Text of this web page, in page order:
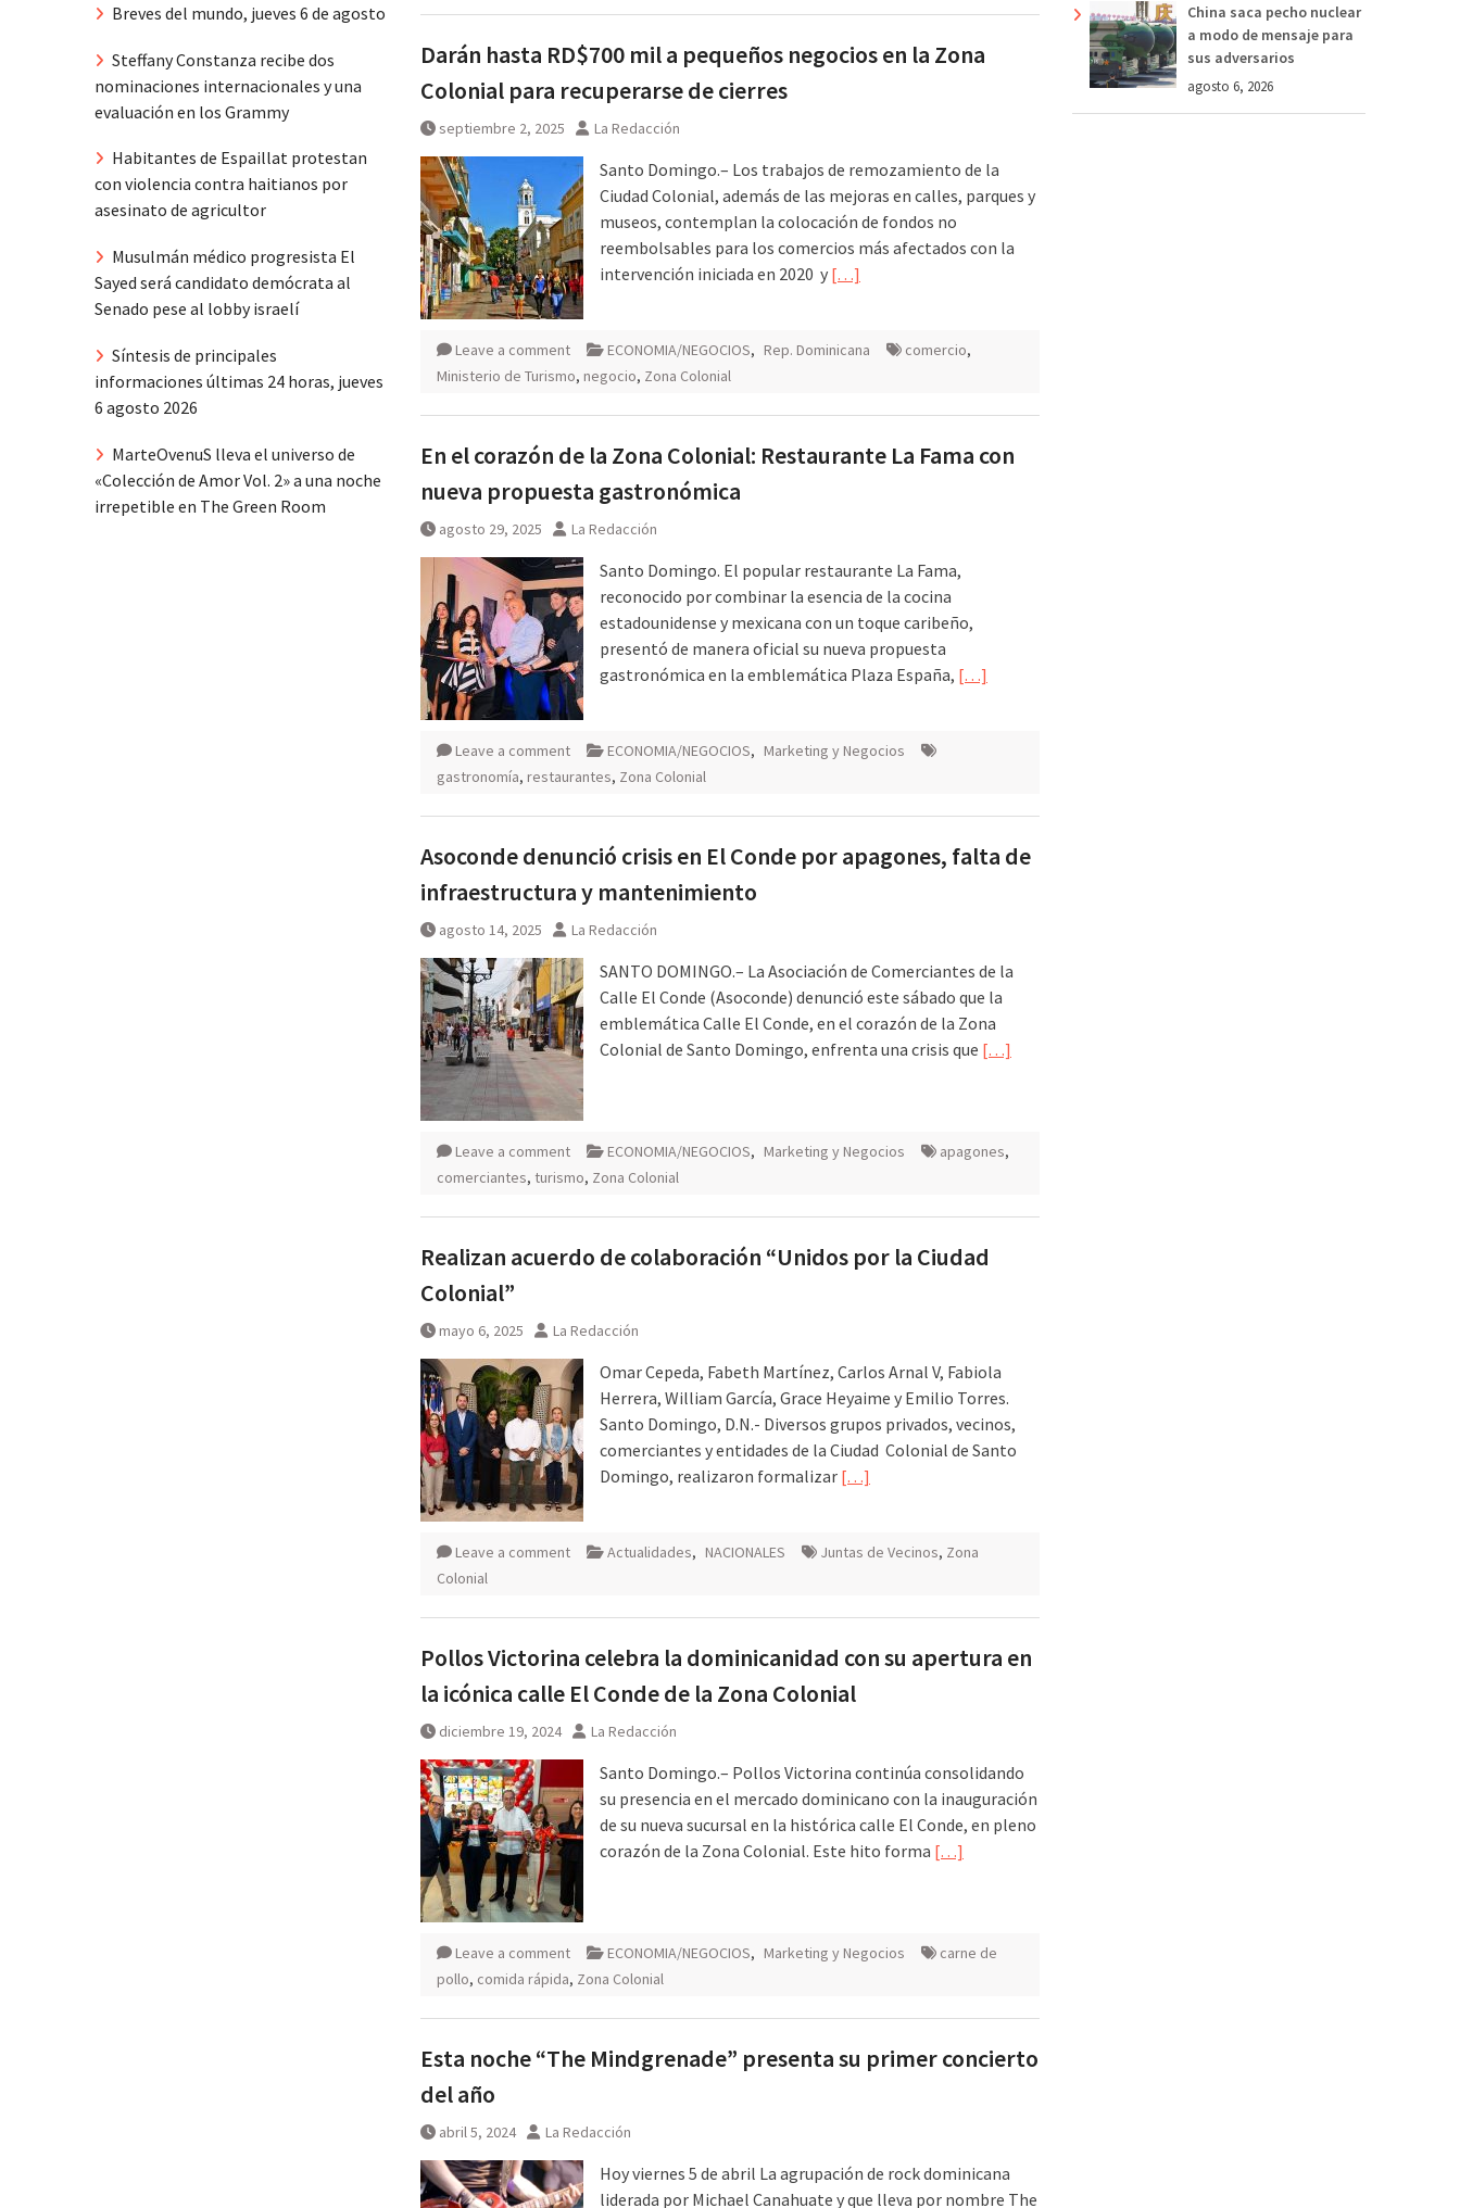
Darán hasta RD$700 mil a pequeños negocios en la Zona
Colonial para recuperarse de cierres
septiembre 2, 2025 La Redacción
Santo Domingo.– Los trabajos de remozamiento de la
Ciudad Colonial, además de las mejoras en calles, parques y
museos, contemplan la colocación de fondos no
reembolsables para los comercios más afectados con la
intervención iniciada en 2020 y […]
Leave a comment ECONOMIA/NEGOCIOS, Rep. Dominicana comercio,
Ministerio de Turismo, negocio, Zona Colonial
En el corazón de la Zona Colonial: Restaurante La Fama con
nueva propuesta gastronómica
agosto 29, 2025 La Redacción
Santo Domingo. El popular restaurante La Fama,
reconocido por combinar la esencia de la cocina
estadounidense y mexicana con un toque caribeño,
presentó de manera oficial su nueva propuesta
gastronómica en la emblemática Plaza España, […]
Leave a comment ECONOMIA/NEGOCIOS, Marketing y Negocios
gastronomía, restaurantes, Zona Colonial
Asoconde denunció crisis en El Conde por apagones, falta de
infraestructura y mantenimiento
agosto 14, 2025 La Redacción
SANTO DOMINGO.– La Asociación de Comerciantes de la
Calle El Conde (Asoconde) denunció este sábado que la
emblemática Calle El Conde, en el corazón de la Zona
Colonial de Santo Domingo, enfrenta una crisis que […]
Leave a comment ECONOMIA/NEGOCIOS, Marketing y Negocios apagones,
comerciantes, turismo, Zona Colonial
Realizan acuerdo de colaboración “Unidos por la Ciudad
Colonial”
mayo 6, 2025 La Redacción
Omar Cepeda, Fabeth Martínez, Carlos Arnal V, Fabiola
Herrera, William García, Grace Heyaime y Emilio Torres.
Santo Domingo, D.N.- Diversos grupos privados, vecinos,
comerciantes y entidades de la Ciudad Colonial de Santo
Domingo, realizaron formalizar […]
Leave a comment Actualidades, NACIONALES Juntas de Vecinos, Zona
Colonial
Pollos Victorina celebra la dominicanidad con su apertura en
la icónica calle El Conde de la Zona Colonial
diciembre 19, 2024 La Redacción
Santo Domingo.– Pollos Victorina continúa consolidando
su presencia en el mercado dominicano con la inauguración
de su nueva sucursal en la histórica calle El Conde, en pleno
corazón de la Zona Colonial. Este hito forma […]
Leave a comment ECONOMIA/NEGOCIOS, Marketing y Negocios
carne de
pollo, comida rápida, Zona Colonial
Esta noche “The Mindgrenade” presenta su primer concierto
del año
abril 5, 2024 La Redacción
Hoy viernes 5 de abril La agrupación de rock dominicana
liderada por Michael Canahuate y que lleva por nombre The
China saca pecho nuclear
a modo de mensaje para
sus adversarios
agosto 6, 2026
Breves del mundo, jueves 6 de agosto
Steffany Constanza recibe dos
nominaciones internacionales y una
evaluación en los Grammy
Habitantes de Espaillat protestan
con violencia contra haitianos por
asesinato de agricultor
Musulmán médico progresista El
Sayed será candidato demócrata al
Senado pese al lobby israelí
Síntesis de principales
informaciones últimas 24 horas, jueves
6 agosto 2026
MarteOvenuS lleva el universo de
«Colección de Amor Vol. 2» a una noche
irrepetible en The Green Room